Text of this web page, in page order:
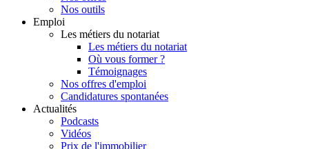
Nos outils
Emploi
Les métiers du notariat
Les métiers du notariat
Où vous former ?
Témoignages
Nos offres d'emploi
Candidatures spontanées
Actualités
Podcasts
Vidéos
Prix de l'immobilier